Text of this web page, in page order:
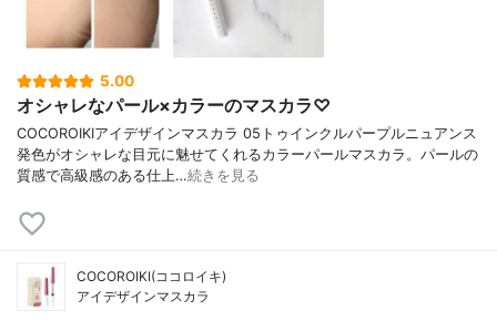
5.00
オシャレなパール×カラーのマスカラ♡
COCOROIKIアイデザインマスカラ 05トゥインクルパープルニュアンス
発色がオシャレな目元に魅せてくれるカラーパールマスカラ。パールの
質感で高級感のある仕上…続きを見る
COCOROIKI(ココロイキ)
アイデザインマスカラ